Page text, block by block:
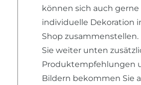
können sich auch gerne
individuelle Dekoration
Shop
Sie weiter unten
Produktempfehlungen
Bildern bekommen Sie